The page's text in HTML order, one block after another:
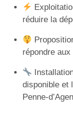
réduire la
répondre
disponible et
Penne-